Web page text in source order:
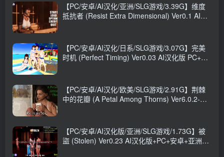
【PC/安卓/AI汉化/亚洲/SLG游戏/3.39G】维度
抵抗者 (Resist Extra Dimensional) Ver0.1 AI汉
【PC/安卓/AI汉化/日系/SLG游戏/3.07G】完美
时机 (Perfect Timing) Ver0.03 AI汉化版 PC+安
【PC/安卓/AI汉化/欧美/SLG游戏/2.91G】荆棘
中的花瓣 (A Petal Among Thorns) Ver6.0.2-RE
【PC/安卓/AI汉化版/亚洲/SLG游戏/1.73G】被
盜 (Stolen) Ver0.23 AI汉化版+PC+安卓+亚洲